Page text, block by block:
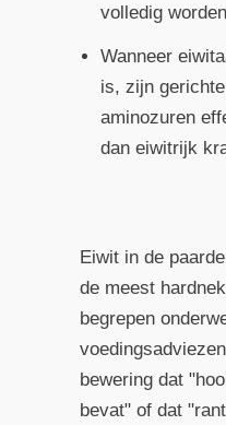
volledig
Wanneer
is, zijn
aminozuren
dan eiwitrijk
Eiwit in de
de meest
begrepen
bewering dat
bevat" of dat